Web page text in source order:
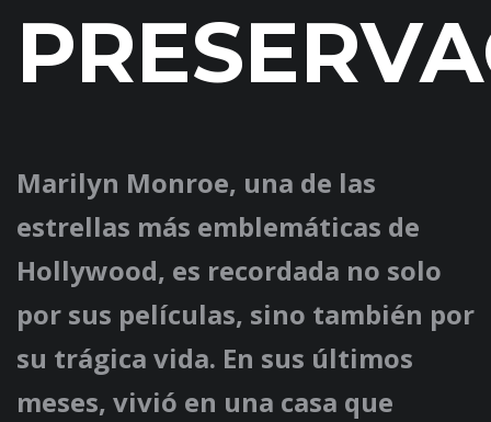
Marilyn Monroe, una de las
estrellas más emblemáticas de
Hollywood, es recordada no solo
por sus películas, sino también por
su trágica vida. En sus últimos
meses, vivió en una casa que